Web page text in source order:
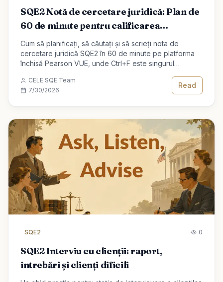
SQE2 Notă de cercetare juridică: Plan de
60 de minute pentru calificarea
avocatului
Cum să planificați, să căutați și să scrieți nota de
cercetare juridică SQE2 în 60 de minute pe platforma
închisă Pearson VUE, unde Ctrl+F este singurul
CELE SQE Team
7/30/2026
Read
SQE2 0
SQE2 Interviu cu clienții: raport,
întrebări și clienți dificili